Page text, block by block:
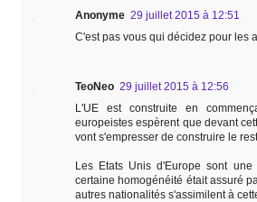
Anonyme 29 juillet 2015 à 12:51
C'est pas vous qui décidez pour les
TeoNeo 29 juillet 2015 à 12:56
L'UE est construite en
europeistes espèrent que devant
vont s'empresser de construire le
Les Etats Unis d'Europe sont
certaine homogénéité était assuré
autres nationalités s'assimilent à